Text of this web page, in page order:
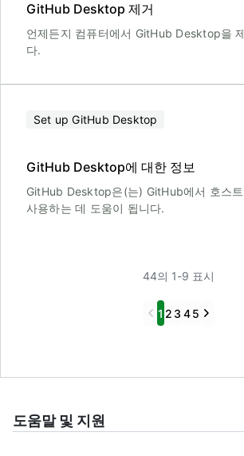
GitHub Desktop 제거
언제든지 컴퓨터에서 GitHub Desktop을
다.
Set up GitHub Desktop
GitHub Desktop에 대한 정보
GitHub Desktop은(는) GitHub에서 호스
사용하는 데 도움이 됩니다.
44의 1-9 표시
Previous
1 2 3 45 Next
도움말 및 지원